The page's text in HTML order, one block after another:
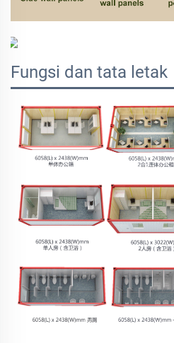
Fungsi dan tata letak